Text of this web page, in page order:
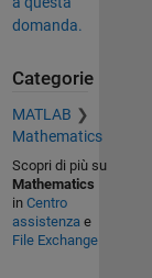
domanda.
Categorie
MATLAB
Mathematics
Scopri di più su
Mathematics
in Centro
assistenza e
File Exchange